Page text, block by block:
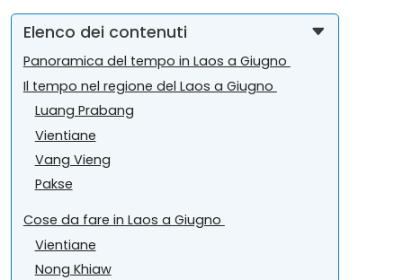
Elenco dei contenuti
Panoramica del tempo in Laos a Giugno
Il tempo nel regione del Laos a Giugno
Luang Prabang
Vientiane
Vang Vieng
Pakse
Cose da fare in Laos a Giugno
Vientiane
Nong Khiaw